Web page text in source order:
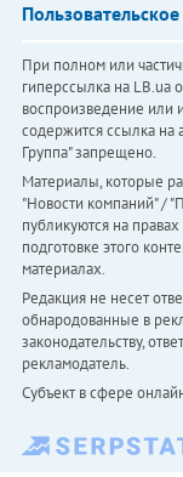
При полном или
гиперссылка на LB.ua
воспроизведение или
содержится ссылка на
Группа" запрещено.
Материалы, которые
"Новости компаний" /
публикуются на
подготовке этого
материалах.
Редакция не несет
обнародованные в
законодательству,
рекламодатель.
Субъект в сфере